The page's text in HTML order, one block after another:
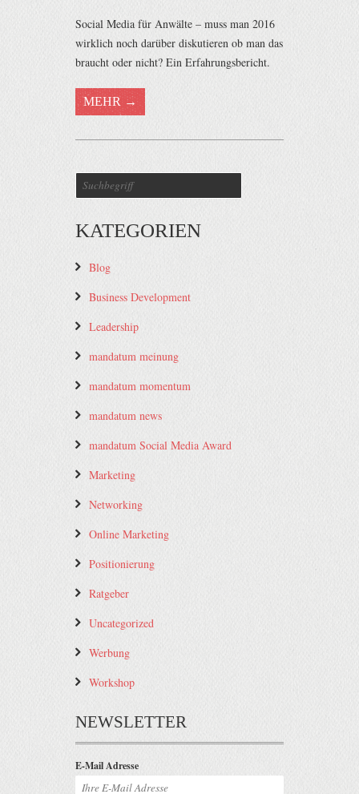
Social Media für Anwälte – muss man 2016
wirklich noch darüber diskutieren ob man das
braucht oder nicht? Ein Erfahrungsbericht.
MEHR →
KATEGORIEN
Blog
Business Development
Leadership
mandatum meinung
mandatum momentum
mandatum news
mandatum Social Media Award
Marketing
Networking
Online Marketing
Positionierung
Ratgeber
Uncategorized
Werbung
Workshop
NEWSLETTER
E-Mail Adresse